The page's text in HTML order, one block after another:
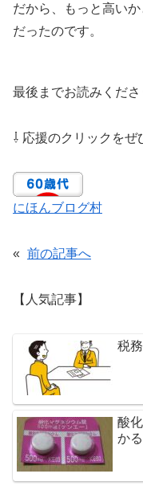
だから、もっと高い
だったのです。
最後までお読みくださ
⇩ 応援のクリックをぜ
にほんブログ村
« 前の記事へ
【人気記事】
税
酸
か